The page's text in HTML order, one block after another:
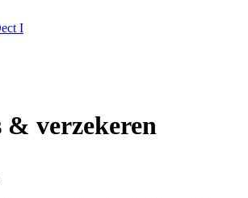
I
& verzekeren